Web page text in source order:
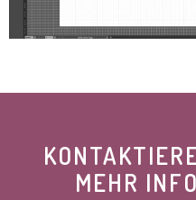
MEHR